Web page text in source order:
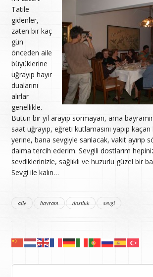
Tatile
gidenler,
zaten bir kaç
gün
önceden aile
büyüklerine
uğrayıp hayır
dualarını
alırlar
genellikle.
Bütün bir yıl arayıp sormayan, ama
saat uğrayıp, eğreti kutlamasını yapıp
yerine, bana sevgiyle sarılacak, vakit ayırıp
daima tercih ederim. Sevgili dostlarım
sevdiklerinizle, sağlıklı ve huzurlu güzel bir
Sevgi ile kalın…
aile bayram dostluk sevgi
Arama: